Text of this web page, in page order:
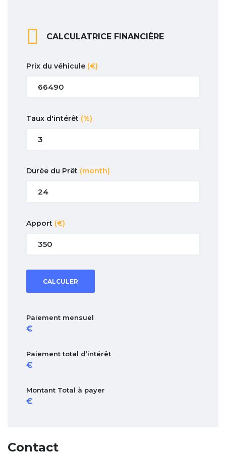
CALCULATRICE FINANCIÈRE
Prix du véhicule (€)
Taux d'intérêt (%)
Durée du Prêt (month)
Apport (€)
CALCULER
Paiement mensuel
Paiement total d’intérêt
Montant Total à payer
Contact